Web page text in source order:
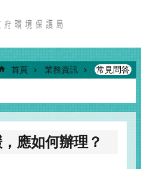
首頁 業務資訊 常見問答
應如何辦理？